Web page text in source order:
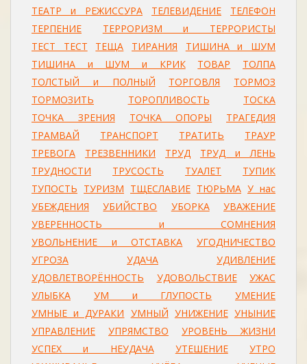
ТЕАТР и РЕЖИССУРА
ТЕЛЕВИДЕНИЕ
ТЕЛЕФОН
ТЕРПЕНИЕ
ТЕРРОРИЗМ и ТЕРРОРИСТЫ
ТЕСТ ТЕСТ
ТЕЩА ТИРАНИЯ
ТИШИНА и ШУМ
ТИШИНА и ШУМ и КРИК
ТОВАР
ТОЛПА
ТОЛСТЫЙ и ПОЛНЫЙ
ТОРГОВЛЯ
ТОРМОЗ
ТОРМОЗИТЬ
ТОРОПЛИВОСТЬ
ТОСКА
ТОЧКА ЗРЕНИЯ
ТОЧКА ОПОРЫ
ТРАГЕДИЯ
ТРАМВАЙ
ТРАНСПОРТ ТРАТИТЬ
ТРАУР
ТРЕВОГА
ТРЕЗВЕННИКИ ТРУД
ТРУД и ЛЕНЬ
ТРУДНОСТИ
ТРУСОСТЬ ТУАЛЕТ
ТУПИК
ТУПОСТЬ ТУРИЗМ ТЩЕСЛАВИЕ ТЮРЬМА У нас
УБЕЖДЕНИЯ
УБИЙСТВО УБОРКА
УВАЖЕНИЕ
УВЕРЕННОСТЬ и СОМНЕНИЯ
УВОЛЬНЕНИЕ и ОТСТАВКА
УГОДНИЧЕСТВО
УГРОЗА
УДАЧА
УДИВЛЕНИЕ
УДОВЛЕТВОРЁННОСТЬ
УДОВОЛЬСТВИЕ
УЖАС
УЛЫБКА
УМ и ГЛУПОСТЬ
УМЕНИЕ
УМНЫЕ и ДУРАКИ УМНЫЙ УНИЖЕНИЕ УНЫНИЕ
УПРАВЛЕНИЕ
УПРЯМСТВО
УРОВЕНЬ ЖИЗНИ
УСПЕХ и НЕУДАЧА
УТЕШЕНИЕ
УТРО